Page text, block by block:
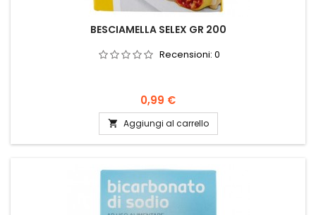
BESCIAMELLA SELEX GR 200
Recensioni: 0
Prezzo
0,99 €
 Aggiungi al carrello